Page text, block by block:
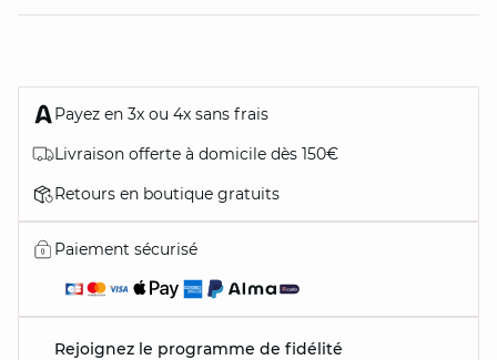
Payez en 3x ou 4x sans frais
Livraison offerte à domicile dès 150€
Retours en boutique gratuits
Paiement sécurisé
Rejoignez le programme de fidélité